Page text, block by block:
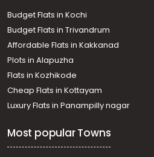
Kanjirapally
Commercial Building for Sale in
Kanjirapally, 9°32'53.5"N
Budget Flats in Kochi
Budget Flats in Trivandrum
Affordable Flats in Kakkanad
Plots in Alapuzha
Flats in Kozhikode
Cheap Flats in Kottayam
Luxury Flats in Panampilly nagar
Most popular Towns